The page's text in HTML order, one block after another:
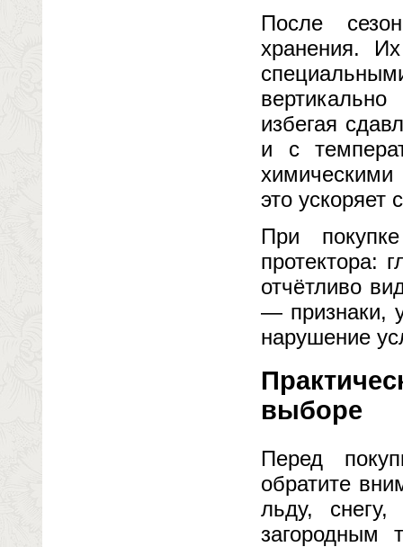
После
хранения.
избегая
и с
это ускоряет
При
протектора:
отчётливо
— признаки,
нарушение
выборе
Перед
обратите
льду,
загородным